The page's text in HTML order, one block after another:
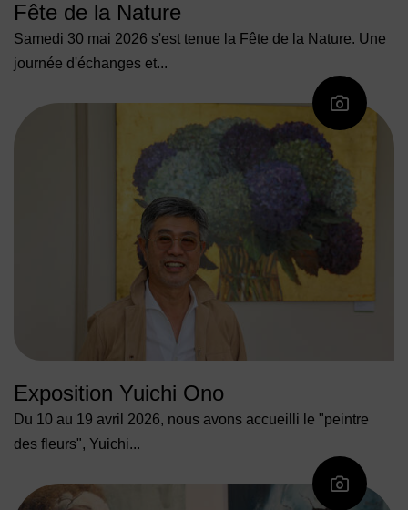
Fête de la Nature
Samedi 30 mai 2026 s'est tenue la Fête de la Nature. Une
journée d'échanges et...
Exposition Yuichi Ono
Du 10 au 19 avril 2026, nous avons accueilli le "peintre
des fleurs", Yuichi...